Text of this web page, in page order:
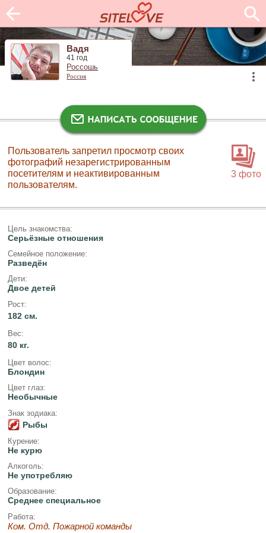
Вадя
41 год
Россошь
Россия
3 фото
Пользователь запретил просмотр своих
фотографий незарегистрированным
посетителям и неактивированным
пользователям.
Цель знакомства:
Серьёзные отношения
Семейное положение:
Разведён
Дети:
Двое детей
Рост:
182 см.
Вес:
80 кг.
Цвет волос:
Блондин
Цвет глаз:
Необычные
Знак зодиака:
Рыбы
Курение:
Не курю
Алкоголь:
Не употребляю
Образование:
Среднее специальное
Работа:
Ком. Отд. Пожарной команды